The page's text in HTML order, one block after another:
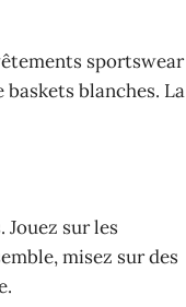
sportswear
blanches. La
sur les
misez sur des